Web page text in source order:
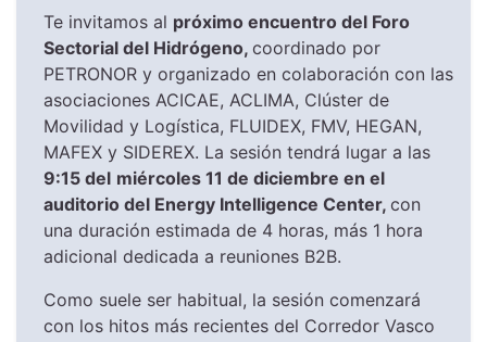
Te invitamos al próximo encuentro del Foro
Sectorial del Hidrógeno, coordinado por
PETRONOR y organizado en colaboración con las
asociaciones ACICAE, ACLIMA, Clúster de
Movilidad y Logística, FLUIDEX, FMV, HEGAN,
MAFEX y SIDEREX. La sesión tendrá lugar a las
9:15 del miércoles 11 de diciembre en el
auditorio del Energy Intelligence Center, con
una duración estimada de 4 horas, más 1 hora
adicional dedicada a reuniones B2B.
Como suele ser habitual, la sesión comenzará
con los hitos más recientes del Corredor Vasco